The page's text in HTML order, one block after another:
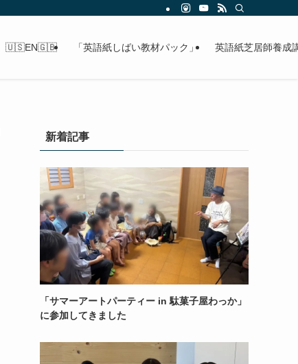
🇺🇸EN🇬🇧 「英語紙しばい教材パック」 英語紙芝居師養成
新着記事
「サマーアートパーティー in 駄菓子屋わっか」
に参加してきました